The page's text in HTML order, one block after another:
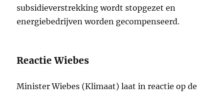
subsidieverstrekking wordt stopgezet en
energiebedrijven worden gecompenseerd.
Reactie Wiebes
Minister Wiebes (Klimaat) laat in reactie op de